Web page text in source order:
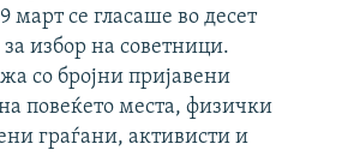
се гласаше во десет
избор на советници.
со бројни пријавени
повеќето места, физички
граѓани, активисти и